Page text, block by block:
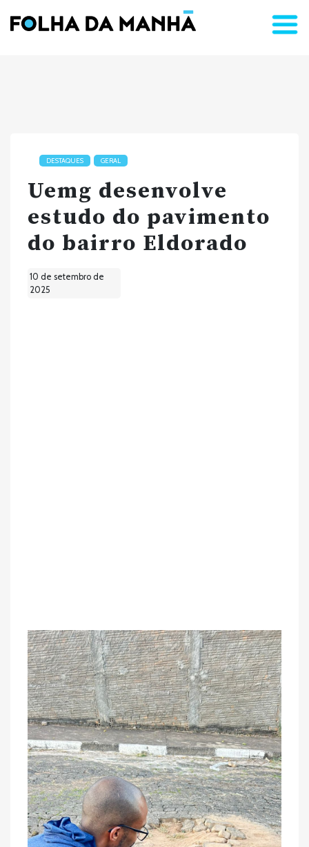
DESTAQUES GERAL
Uemg desenvolve
estudo do pavimento
do bairro Eldorado
10 de setembro de
2025